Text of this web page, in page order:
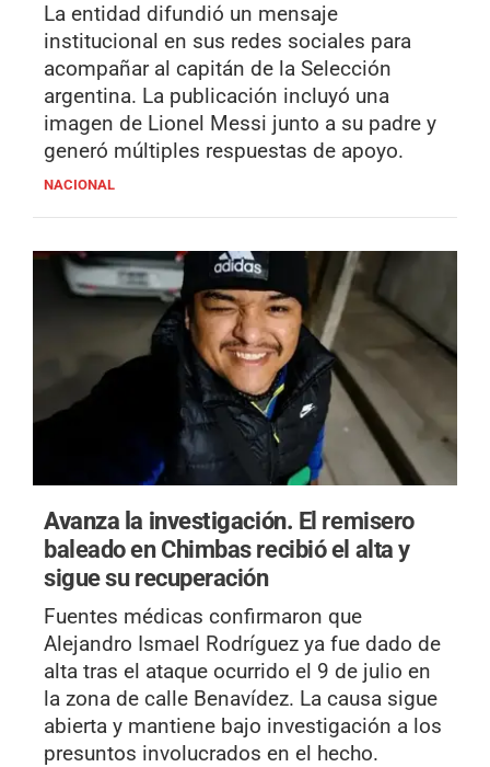
La entidad difundió un mensaje
institucional en sus redes sociales para
acompañar al capitán de la Selección
argentina. La publicación incluyó una
imagen de Lionel Messi junto a su padre y
generó múltiples respuestas de apoyo.
NACIONAL
Avanza la investigación. El remisero
baleado en Chimbas recibió el alta y
sigue su recuperación
Fuentes médicas confirmaron que
Alejandro Ismael Rodríguez ya fue dado de
alta tras el ataque ocurrido el 9 de julio en
la zona de calle Benavídez. La causa sigue
abierta y mantiene bajo investigación a los
presuntos involucrados en el hecho.